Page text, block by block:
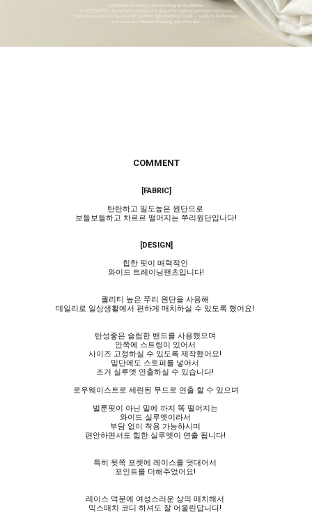
COMMENT
[FABRIC]
탄탄하고 밀도높은 원단으로
보들보들하고 차르르 떨어지는 쭈리원단입니다!
[DESIGN]
힙한 핏이 매력적인
와이드 트레이닝팬츠입니다!
퀄리티 높은 쭈리 원단을 사용해
데일리로 일상생활에서 편하게 매치하실 수 있도록 했어요!
탄성좋은 슬림한 밴드를 사용했으며
안쪽에 스트링이 있어서
사이즈 고정하실 수 있도록 제작했어요!
밑단에도 스토퍼를 넣어서
조거 실루엣 연출하실 수 있습니다!
로우웨이스트로 세련된 무드로 연출 할 수 있으며
벌룬핏이 아닌 밑에 까지 똑 떨어지는
와이드 실루엣이라서
부담 없이 착용 가능하시며
편안하면서도 힙한 실루엣이 연출 됩니다!
특히 뒷쪽 포켓에 레이스를 덧대어서
포인트를 더해주었어요!
레이스 덕분에 여성스러운 상의 매치해서
믹스매치 코디 하셔도 잘 어울린답니다!